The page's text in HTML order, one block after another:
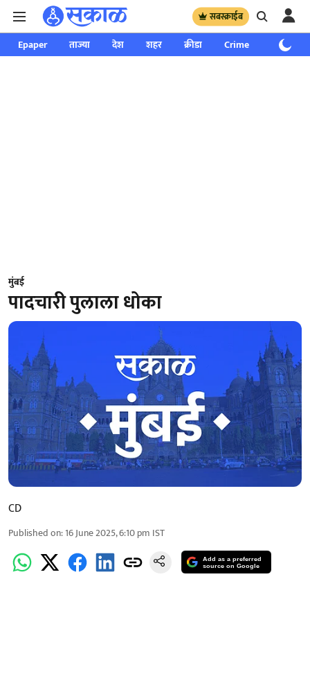
सबस्क्राईब
Epaper ताज्या देश शहर क्रीडा Crime साप्ताहिक
मुंबई
पादचारी पुलाला धोका
CD
Published on:16 June 2025, 6:10 pm IST
Add as a preferred
source on Google